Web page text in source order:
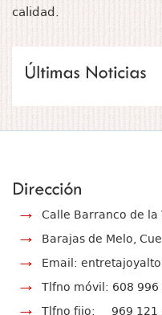
calidad.
Calle Barranco de la
Barajas de Melo,
Email:
Tlfno móvil: 608 996
Tlfno fijo: 969 121